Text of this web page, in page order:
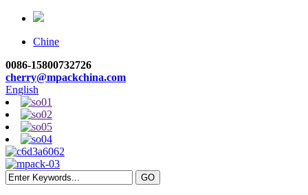
Chine
0086-15800732726
cherry@mpackchina.com
English